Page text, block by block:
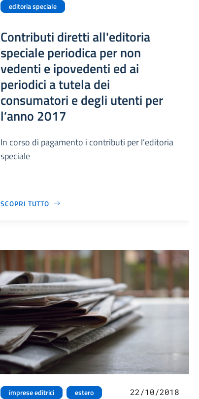
editoria speciale
Contributi diretti all'editoria
speciale periodica per non
vedenti e ipovedenti ed ai
periodici a tutela dei
consumatori e degli utenti per
l’anno 2017
In corso di pagamento i contributi per l’editoria
speciale
SCOPRI TUTTO
imprese editrici estero 22/10/2018